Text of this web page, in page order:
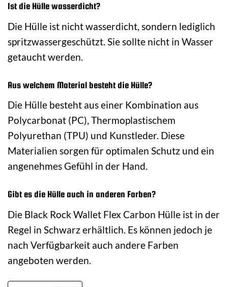
Ist die Hülle wasserdicht?
Die Hülle ist nicht wasserdicht, sondern lediglich
spritzwassergeschützt. Sie sollte nicht in Wasser
getaucht werden.
Aus welchem Material besteht die Hülle?
Die Hülle besteht aus einer Kombination aus
Polycarbonat (PC), Thermoplastischem
Polyurethan (TPU) und Kunstleder. Diese
Materialien sorgen für optimalen Schutz und ein
angenehmes Gefühl in der Hand.
Gibt es die Hülle auch in anderen Farben?
Die Black Rock Wallet Flex Carbon Hülle ist in der
Regel in Schwarz erhältlich. Es können jedoch je
nach Verfügbarkeit auch andere Farben
angeboten werden.